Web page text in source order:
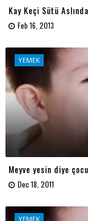
Kay Keçi Sütü
Feb 16, 2013
YEMEK
Meyve yesin diye
Dec 18, 2011
YEMEK